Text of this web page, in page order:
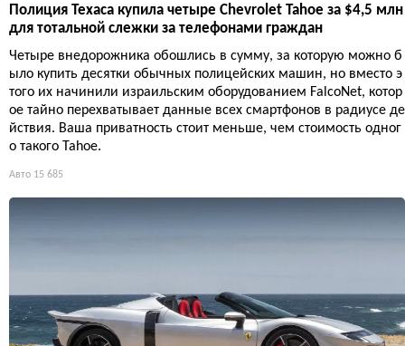
Полиция Техаса купила четыре Chevrolet Tahoe за $4,5 млн
для тотальной слежки за телефонами граждан
Четыре внедорожника обошлись в сумму, за которую можно б
ыло купить десятки обычных полицейских машин, но вместо э
того их начинили израильским оборудованием FalcoNet, котор
ое тайно перехватывает данные всех смартфонов в радиусе де
йствия. Ваша приватность стоит меньше, чем стоимость одног
о такого Tahoe.
Авто 15 685